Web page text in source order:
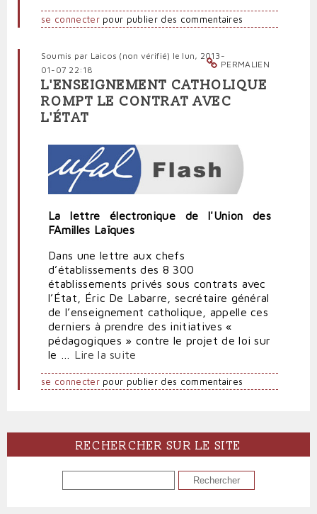
se connecterpour publier des commentaires
PERMALIEN
Soumis par Laicos (non vérifié) le lun, 2013-
01-07 22:18
L'ENSEIGNEMENT CATHOLIQUE
ROMPT LE CONTRAT AVEC
L'ÉTAT
La lettre électronique de l'Union des
FAmilles Laïques
Dans une lettre aux chefs
d’établissements des 8 300
établissements privés sous contrats avec
l’État, Éric De Labarre, secrétaire général
de l’enseignement catholique, appelle ces
derniers à prendre des initiatives «
pédagogiques » contre le projet de loi sur
le …
Lire la suite
se connecterpour publier des commentaires
RECHERCHER SUR LE SITE
RECHERCHER